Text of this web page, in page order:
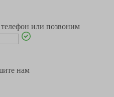
или позвоним
нам